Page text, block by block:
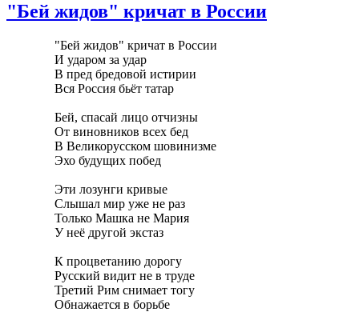
"Бей жидов" кричат в России
"Бей жидов" кричат в России
И ударом за удар
В пред бредовой истирии
Вся Россия бьёт татар
Бей, спасай лицо отчизны
От виновников всех бед
В Великорусском шовинизме
Эхо будущих побед
Эти лозунги кривые
Слышал мир уже не раз
Только Машка не Мария
У неё другой экстаз
К процветанию дорогу
Русский видит не в труде
Третий Рим снимает тогу
Обнажается в борьбе